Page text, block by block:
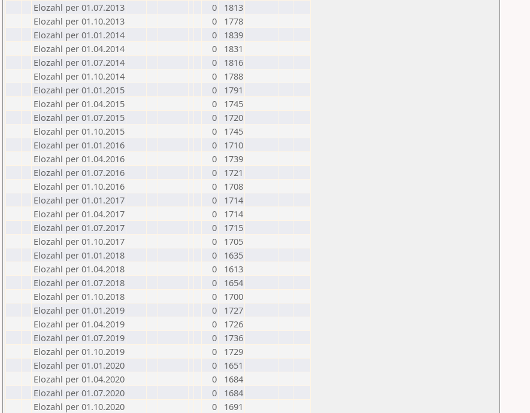
Elozahl per 01.07.2013
0
1813
Elozahl per 01.10.2013
0
1778
Elozahl per 01.01.2014
0
1839
Elozahl per 01.04.2014
0
1831
Elozahl per 01.07.2014
0
1816
Elozahl per 01.10.2014
0
1788
Elozahl per 01.01.2015
0
1791
Elozahl per 01.04.2015
0
1745
Elozahl per 01.07.2015
0
1720
Elozahl per 01.10.2015
0
1745
Elozahl per 01.01.2016
0
1710
Elozahl per 01.04.2016
0
1739
Elozahl per 01.07.2016
0
1721
Elozahl per 01.10.2016
0
1708
Elozahl per 01.01.2017
0
1714
Elozahl per 01.04.2017
0
1714
Elozahl per 01.07.2017
0
1715
Elozahl per 01.10.2017
0
1705
Elozahl per 01.01.2018
0
1635
Elozahl per 01.04.2018
0
1613
Elozahl per 01.07.2018
0
1654
Elozahl per 01.10.2018
0
1700
Elozahl per 01.01.2019
0
1727
Elozahl per 01.04.2019
0
1726
Elozahl per 01.07.2019
0
1736
Elozahl per 01.10.2019
0
1729
Elozahl per 01.01.2020
0
1651
Elozahl per 01.04.2020
0
1684
Elozahl per 01.07.2020
0
1684
Elozahl per 01.10.2020
0
1691